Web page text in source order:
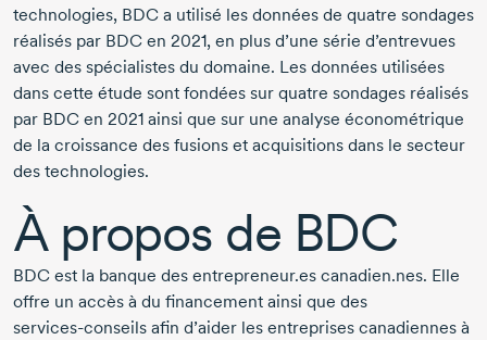
technologies, BDC a utilisé les données de quatre sondages
réalisés par BDC en 2021, en plus d’une série d’entrevues
avec des spécialistes du domaine. Les données utilisées
dans cette étude sont fondées sur quatre sondages réalisés
par BDC en 2021 ainsi que sur une analyse économétrique
de la croissance des fusions et acquisitions dans le secteur
des technologies.
À propos de BDC
BDC est la banque des entrepreneur.es canadien.nes. Elle
offre un accès à du financement ainsi que des
services-conseils afin d’aider les entreprises canadiennes à